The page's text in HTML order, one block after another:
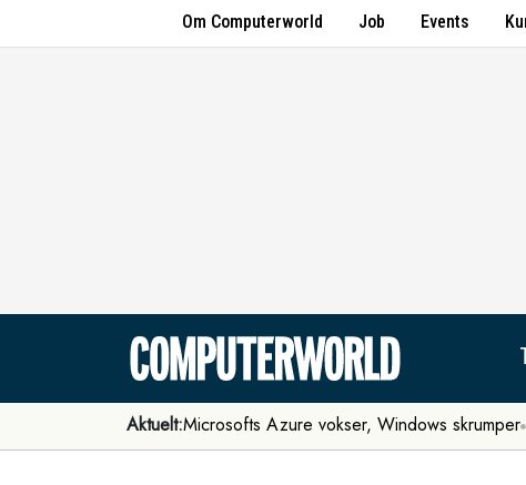
Om Computerworld Job Events
Aktuelt:Microsofts Azure vokser, Windows skrumper